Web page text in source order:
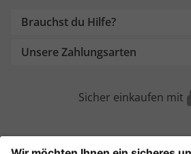
Brauchst du Hilfe?
Unsere Zahlungsarten
Sicher einkaufen mit
Weitere Onlineshops